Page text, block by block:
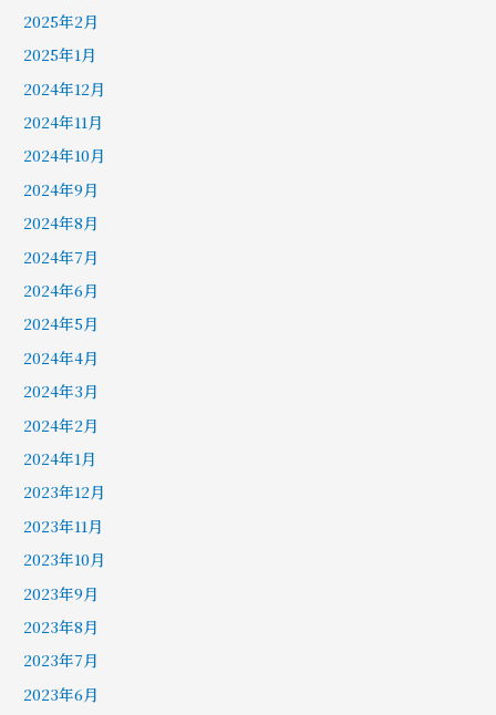
2025年2月
2025年1月
2024年12月
2024年11月
2024年10月
2024年9月
2024年8月
2024年7月
2024年6月
2024年5月
2024年4月
2024年3月
2024年2月
2024年1月
2023年12月
2023年11月
2023年10月
2023年9月
2023年8月
2023年7月
2023年6月